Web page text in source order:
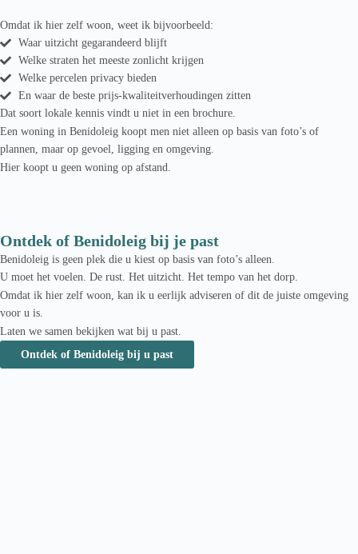
Omdat ik hier zelf woon, weet ik bijvoorbeeld:
Waar uitzicht gegarandeerd blijft
Welke straten het meeste zonlicht krijgen
Welke percelen privacy bieden
En waar de beste prijs-kwaliteitverhoudingen zitten
Dat soort lokale kennis vindt u niet in een brochure.
Een woning in Benidoleig koopt men niet alleen op basis van foto’s of
plannen, maar op gevoel, ligging en omgeving.
Hier koopt u geen woning op afstand.
Ontdek of Benidoleig bij je past
Benidoleig is geen plek die u kiest op basis van foto’s alleen.
U moet het voelen. De rust. Het uitzicht. Het tempo van het dorp.
Omdat ik hier zelf woon, kan ik u eerlijk adviseren of dit de juiste omgeving
voor u is.
Laten we samen bekijken wat bij u past.
Ontdek of Benidoleig bij u past